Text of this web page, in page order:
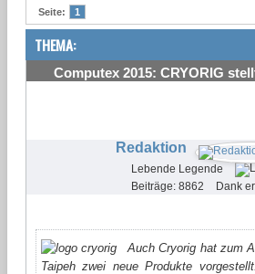
Seite: 1
THEMA:
Computex 2015: CRYORIG
Redaktion
Lebende Legende
Beiträge: 8862
Dank
Auch Cryorig hat zum
Taipeh zwei neue Produkte